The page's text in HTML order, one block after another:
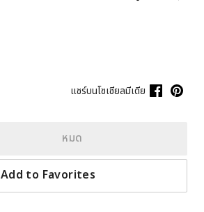
แชร์บนโซเชียลมีเดีย
หมด
Add to Favorites